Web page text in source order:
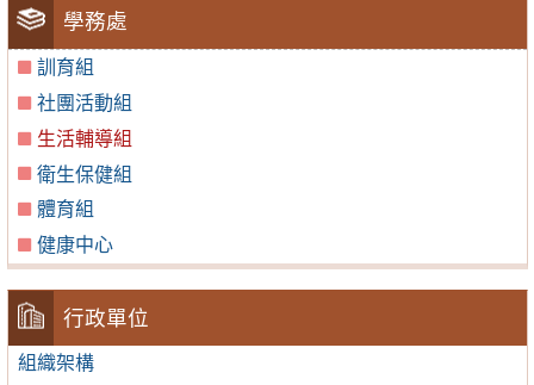
學務處
訓育組
社團活動組
生活輔導組
衛生保健組
體育組
健康中心
行政單位
組織架構